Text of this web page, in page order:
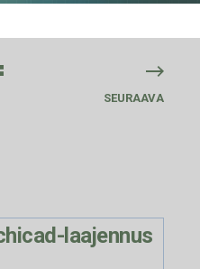
SEURAAVA
laajennus